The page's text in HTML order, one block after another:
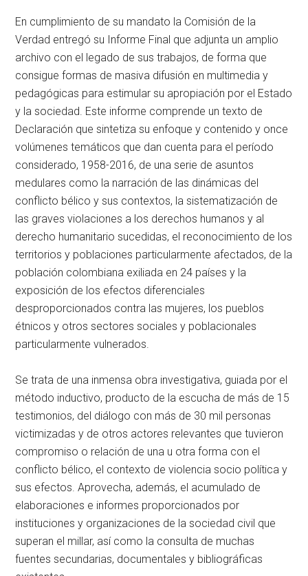
En cumplimiento de su mandato la Comisión de la
Verdad entregó su Informe Final que adjunta un amplio
archivo con el legado de sus trabajos, de forma que
consigue formas de masiva difusión en multimedia y
pedagógicas para estimular su apropiación por el Estado
y la sociedad. Este informe comprende un texto de
Declaración que sintetiza su enfoque y contenido y once
volúmenes temáticos que dan cuenta para el período
considerado, 1958-2016, de una serie de asuntos
medulares como la narración de las dinámicas del
conflicto bélico y sus contextos, la sistematización de
las graves violaciones a los derechos humanos y al
derecho humanitario sucedidas, el reconocimiento de los
territorios y poblaciones particularmente afectados, de la
población colombiana exiliada en 24 países y la
exposición de los efectos diferenciales
desproporcionados contra las mujeres, los pueblos
étnicos y otros sectores sociales y poblacionales
particularmente vulnerados.
Se trata de una inmensa obra investigativa, guiada por el
método inductivo, producto de la escucha de más de 15
testimonios, del diálogo con más de 30 mil personas
victimizadas y de otros actores relevantes que tuvieron
compromiso o relación de una u otra forma con el
conflicto bélico, el contexto de violencia socio política y
sus efectos. Aprovecha, además, el acumulado de
elaboraciones e informes proporcionados por
instituciones y organizaciones de la sociedad civil que
superan el millar, así como la consulta de muchas
fuentes secundarias, documentales y bibliográficas